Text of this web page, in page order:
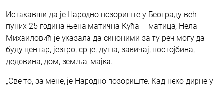
Истакавши да је Народно позориште у Београду већ
пуних 25 година њена матична Кућа – матица, Нела
Михаиловић је указала да синоними за ту реч могу да
буду центар, језгро, срце, душа, завичај, постојбина,
дедовина, дом, земља, мајка.
„Све то, за мене, је Народно позориште. Кад неко дирне у